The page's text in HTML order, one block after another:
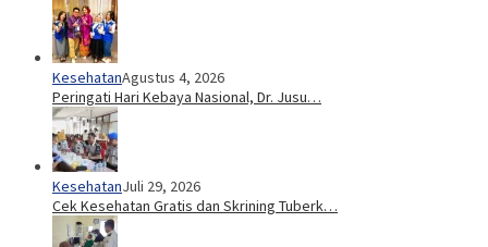
KesehatanAgustus 4, 2026
Peringati Hari Kebaya Nasional, Dr. Jusu…
KesehatanJuli 29, 2026
Cek Kesehatan Gratis dan Skrining Tuberk…